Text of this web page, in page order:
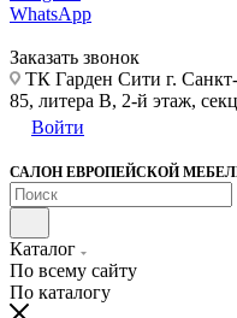
WhatsApp
Заказать звонок
ТК Гарден Сити г.
85, литера В, 2-й этаж,
Войти
САЛОН ЕВРОПЕЙСКОЙ
Каталог
По всему сайту
По каталогу